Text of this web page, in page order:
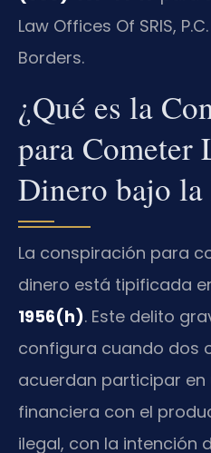
Law Offices Of SRIS,
Borders.
¿Qué es la
para Cometer
Dinero bajo la
La conspiración para
dinero está tipificada
1956(h). Este delito
configura cuando dos
acuerdan participar
financiera con el
ilegal, con la intención